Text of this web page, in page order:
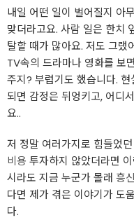
내일 어떤 일이 벌어질지 아
맞더라고요. 사람 일은 한치
탈할 때가 많아요. 저도 그랬
TV속의 드라마나 영화를 보
주지? 부럽기도 했습니다.
되면 감정은 뒤엉키고, 어디
요..
저 정말 여러가지로 힘들었
비용 투자하지 않았더라면
시라도 지금 누군가 몰래 흥
다면 제가 겪은 이야기가 도
다.